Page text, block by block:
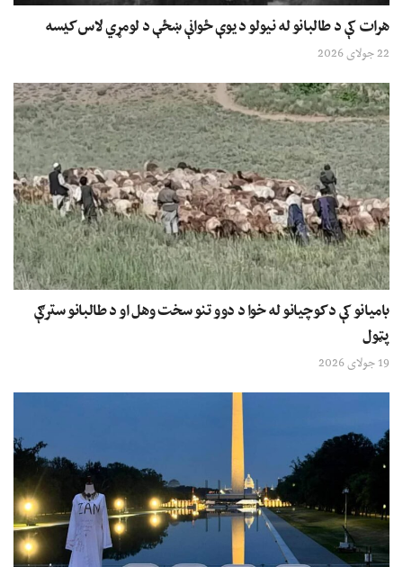
هرات کې د طالبانو له نیولو د یوې ځوانې ښځې د لومړي لاس کیسه
22 جولای 2026
بامیانو کې د کوچیانو له خوا د دوو تنو سخت وهل او د طالبانو سترګې
پټول
19 جولای 2026